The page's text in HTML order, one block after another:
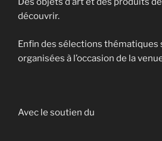
découvrir.
Enfin des sélections
organisées à l’occasion de la
Avec le soutien du